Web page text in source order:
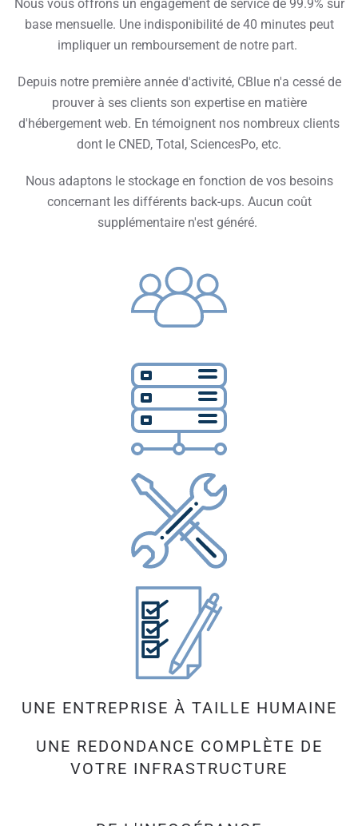
Nous vous offrons un engagement de service de 99.9% sur
base mensuelle. Une indisponibilité de 40 minutes peut
impliquer un remboursement de notre part.
Depuis notre première année d'activité, CBlue n'a cessé de
prouver à ses clients son expertise en matière
d'hébergement web. En témoignent nos nombreux clients
dont le CNED, Total, SciencesPo, etc.
Nous adaptons le stockage en fonction de vos besoins
concernant les différents back-ups. Aucun coût
supplémentaire n'est généré.
UNE ENTREPRISE À TAILLE HUMAINE
UNE REDONDANCE COMPLÈTE DE
VOTRE INFRASTRUCTURE